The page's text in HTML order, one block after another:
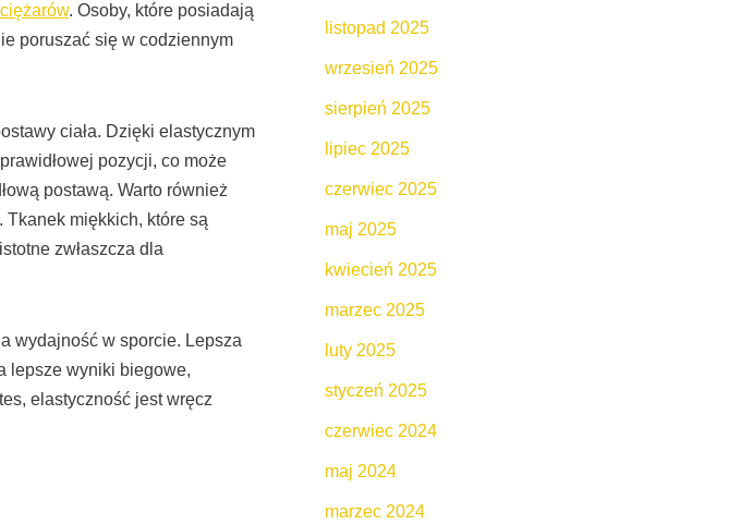
. Osoby, które posiadają
poruszać się w codziennym
ciała. Dzięki elastycznym
pozycji, co może
postawą. Warto również
miękkich, które są
zwłaszcza dla
wydajność w sporcie. Lepsza
lepsze wyniki biegowe,
elastyczność jest wręcz
listopad 2025
wrzesień 2025
sierpień 2025
lipiec 2025
czerwiec 2025
maj 2025
kwiecień 2025
marzec 2025
luty 2025
styczeń 2025
czerwiec 2024
maj 2024
marzec 2024